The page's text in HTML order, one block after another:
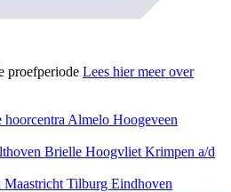
proefperiode Lees hier meer over
hoorcentra Almelo Hoogeveen
Brielle Hoogvliet Krimpen a/d
Maastricht Tilburg Eindhoven